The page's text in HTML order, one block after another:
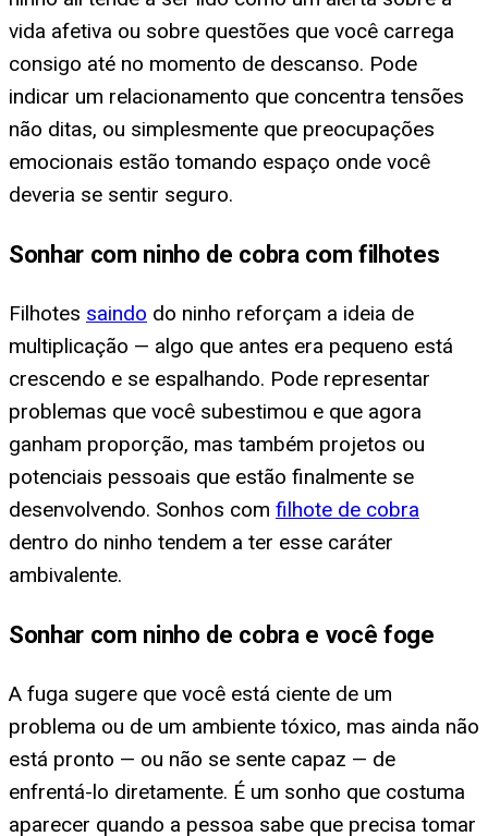
vida afetiva ou sobre questões que você carrega
consigo até no momento de descanso. Pode
indicar um relacionamento que concentra tensões
não ditas, ou simplesmente que preocupações
emocionais estão tomando espaço onde você
deveria se sentir seguro.
Sonhar com ninho de cobra com filhotes
Filhotes saindo do ninho reforçam a ideia de
multiplicação — algo que antes era pequeno está
crescendo e se espalhando. Pode representar
problemas que você subestimou e que agora
ganham proporção, mas também projetos ou
potenciais pessoais que estão finalmente se
desenvolvendo. Sonhos com filhote de cobra
dentro do ninho tendem a ter esse caráter
ambivalente.
Sonhar com ninho de cobra e você foge
A fuga sugere que você está ciente de um
problema ou de um ambiente tóxico, mas ainda não
está pronto — ou não se sente capaz — de
enfrentá-lo diretamente. É um sonho que costuma
aparecer quando a pessoa sabe que precisa tomar